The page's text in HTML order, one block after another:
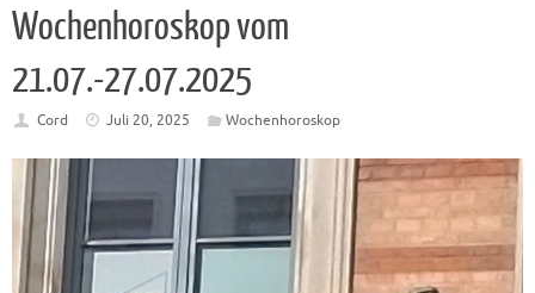
Wochenhoroskop vom
21.07.-27.07.2025
Cord Juli 20, 2025 Wochenhoroskop